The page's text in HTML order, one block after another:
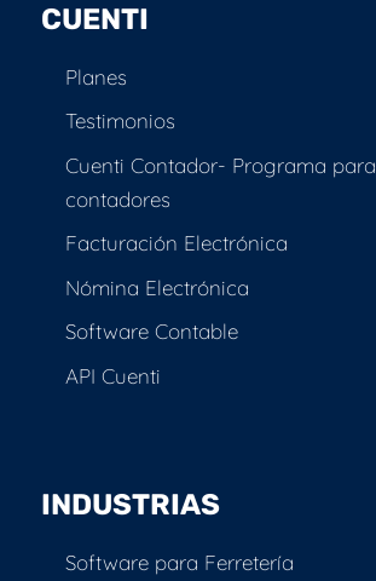
CUENTI
Planes
Testimonios
Cuenti Contador- Programa para
contadores
Facturación Electrónica
Nómina Electrónica
Software Contable
API Cuenti
INDUSTRIAS
Software para Ferretería